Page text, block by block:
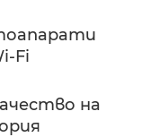
Fi
на